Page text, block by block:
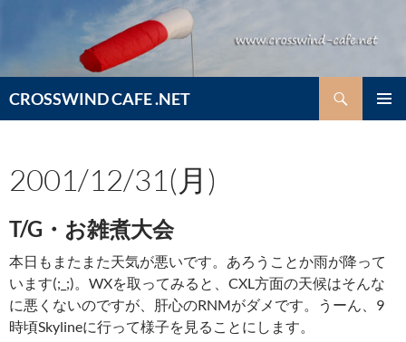
ン
ツ
へ
ッ
CROSSWIND CAFE .NET
索
2001/12/31(月)
T/G・お雑煮大会
本日もまたまた天気が悪いです。あろうことか雨が降って
います(;_;)。WXを取ってみると、CXL方面の天候はそんな
に悪くないのですが、肝心のRNMがダメです。うーん、9
時頃Skylineに行って様子を見ることにします。